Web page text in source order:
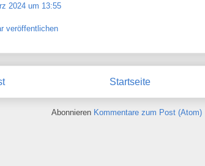
2024 um 13:55
veröffentlichen
Startseite
Abonnieren Kommentare zum Post (Atom)